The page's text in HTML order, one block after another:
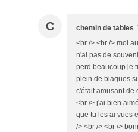
C chemin de tables
<br /> <br /> moi
n'ai pas de
perd beaucoup je
plein de blagues
c'était amusant de
<br /> j'ai bien
que tu les ai vues
/> <br /> <br />